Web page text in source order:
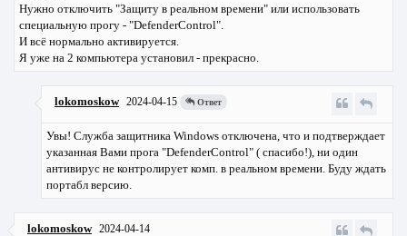
Нужно отключить "Защиту в реальном времени" или использовать
специальную прогу - "DefenderControl".
И всё нормально активируется.
Я уже на 2 компьютера установил - прекрасно.
lokomoskow 2024-04-15 Ответ
Увы! Служба защитника Windows отключена, что и подтверждает
указанная Вами прога "DefenderControl" ( спасибо!), ни один
антивирус не контролирует комп. в реальном времени. Буду ждать
портабл версию.
lokomoskow 2024-04-14